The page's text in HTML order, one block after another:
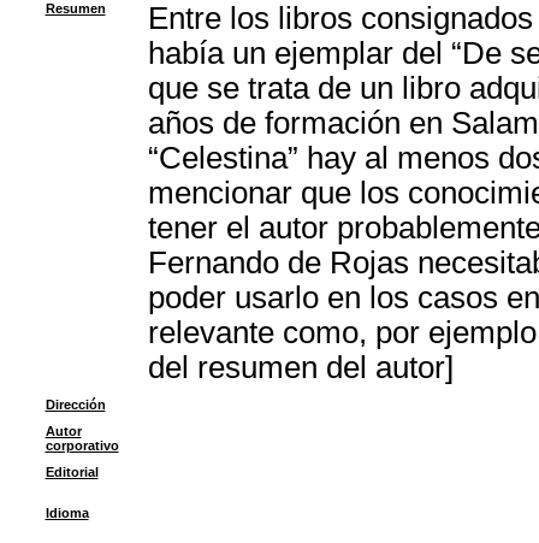
Resumen
Entre los libros
había un ejemplar del “De
que se trata de un libro
años de formación en
“Celestina” hay al menos
mencionar que los
tener el autor
Fernando de Rojas
poder usarlo en los casos
relevante como, por
del resumen del autor]
Dirección
Autor
corporativo
Editorial
Idioma